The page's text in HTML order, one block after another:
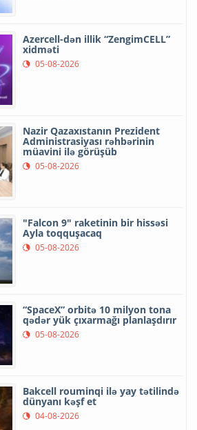
Azercell-dən illik “ZengimCELL”
xidməti
05-08-2026
Nazir Qazaxıstanın Prezident
Administrasiyası rəhbərinin
müavini ilə görüşüb
05-08-2026
"Falcon 9" raketinin bir hissəsi
Ayla toqquşacaq
05-08-2026
“SpaceX” orbitə 10 milyon tona
qədər yük çıxarmağı planlaşdırır
05-08-2026
Bakcell rouminqi ilə yay tətilində
dünyanı kəşf et
04-08-2026